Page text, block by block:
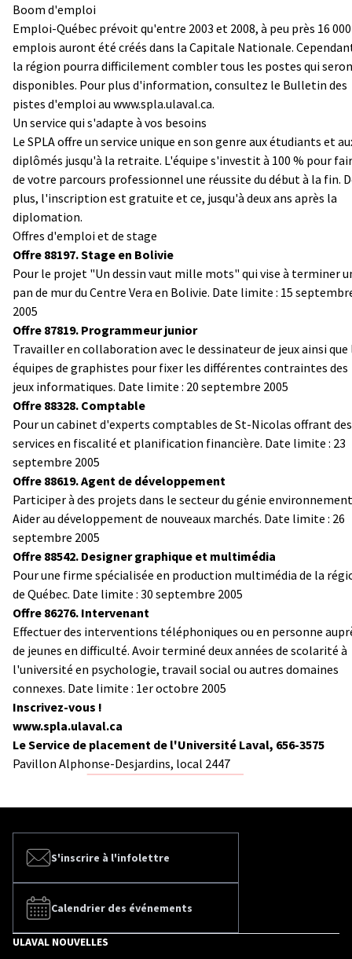
Boom d'emploi
Emploi-Québec prévoit qu'entre 2003 et 2008, à peu près 16 000
emplois auront été créés dans la Capitale Nationale.
la région pourra difficilement combler tous les postes qui
disponibles. Pour plus d'information, consultez le Bulletin des
pistes d'emploi au www.spla.ulaval.ca.
Un service qui s'adapte à vos besoins
Le SPLA offre un service unique en son genre aux étudiants et
diplômés jusqu'à la retraite. L'équipe s'investit à 100 % pour
de votre parcours professionnel une réussite du début à la fin.
plus, l'inscription est gratuite et ce, jusqu'à deux ans après la
diplomation.
Offres d'emploi et de stage
Offre 88197. Stage en Bolivie
Pour le projet "Un dessin vaut mille mots" qui vise à terminer
pan de mur du Centre Vera en Bolivie. Date limite : 15
2005
Offre 87819. Programmeur junior
Travailler en collaboration avec le dessinateur de jeux ainsi que
équipes de graphistes pour fixer les différentes contraintes des
jeux informatiques. Date limite : 20 septembre 2005
Offre 88328. Comptable
Pour un cabinet d'experts comptables de St-Nicolas offrant des
services en fiscalité et planification financière. Date limite : 23
septembre 2005
Offre 88619. Agent de développement
Participer à des projets dans le secteur du génie
Aider au développement de nouveaux marchés. Date limite : 26
septembre 2005
Offre 88542. Designer graphique et multimédia
Pour une firme spécialisée en production multimédia de la
de Québec. Date limite : 30 septembre 2005
Offre 86276. Intervenant
Effectuer des interventions téléphoniques ou en personne
de jeunes en difficulté. Avoir terminé deux années de scolarité à
l'université en psychologie, travail social ou autres domaines
connexes. Date limite : 1er octobre 2005
Inscrivez-vous !
www.spla.ulaval.ca
Le Service de placement de l'Université Laval, 656-3575
Pavillon Alphonse-Desjardins, local 2447
S'inscrire à l'infolettre
Calendrier des événements
ULAVAL NOUVELLES